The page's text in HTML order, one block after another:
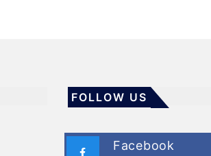
FOLLOW US
Facebook